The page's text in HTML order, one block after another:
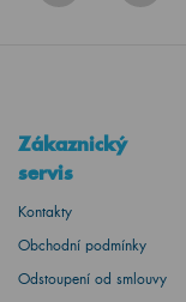
Zákaznický
servis
Kontakty
Obchodní podmínky
Odstoupení od smlouvy